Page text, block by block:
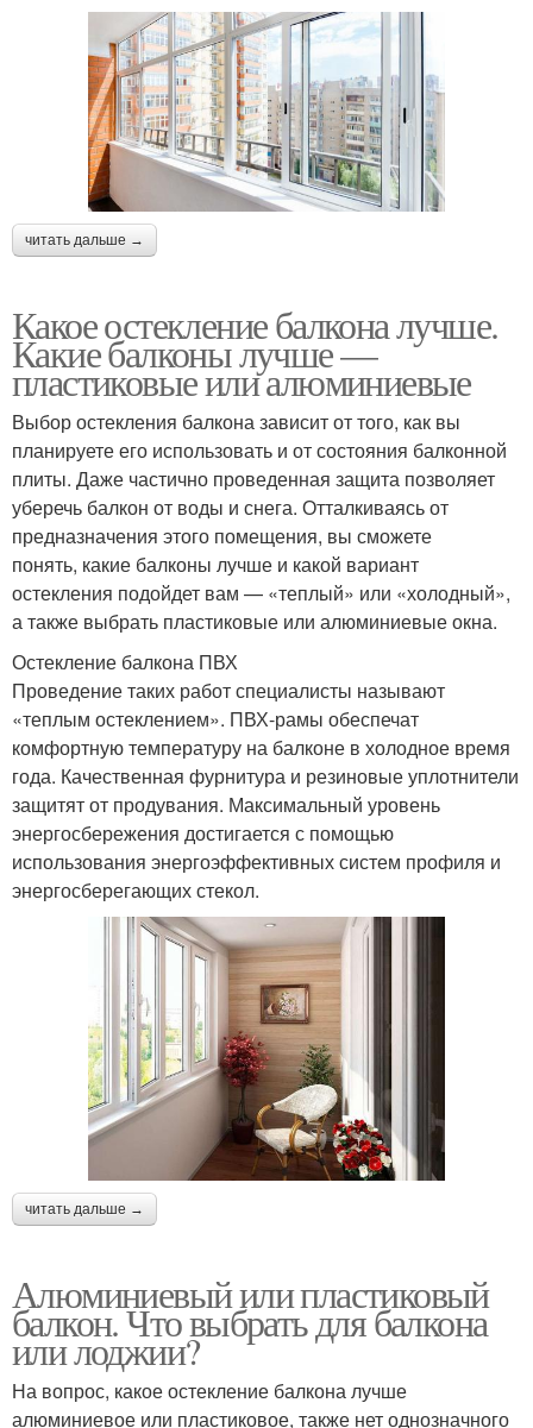
читать дальше →
Какое остекление балкона лучше.
Какие балконы лучше —
пластиковые или алюминиевые
Выбор остекления балкона зависит от того, как вы
планируете его использовать и от состояния балконной
плиты. Даже частично проведенная защита позволяет
уберечь балкон от воды и снега. Отталкиваясь от
предназначения этого помещения, вы сможете
понять, какие балконы лучше и какой вариант
остекления подойдет вам — «теплый» или «холодный»,
а также выбрать пластиковые или алюминиевые окна.
Остекление балкона ПВХ
Проведение таких работ специалисты называют
«теплым остеклением». ПВХ-рамы обеспечат
комфортную температуру на балконе в холодное время
года. Качественная фурнитура и резиновые уплотнители
защитят от продувания. Максимальный уровень
энергосбережения достигается с помощью
использования энергоэффективных систем профиля и
энергосберегающих стекол.
читать дальше →
Алюминиевый или пластиковый
балкон. Что выбрать для балкона
или лоджии?
На вопрос, какое остекление балкона лучше
алюминиевое или пластиковое, также нет однозначного